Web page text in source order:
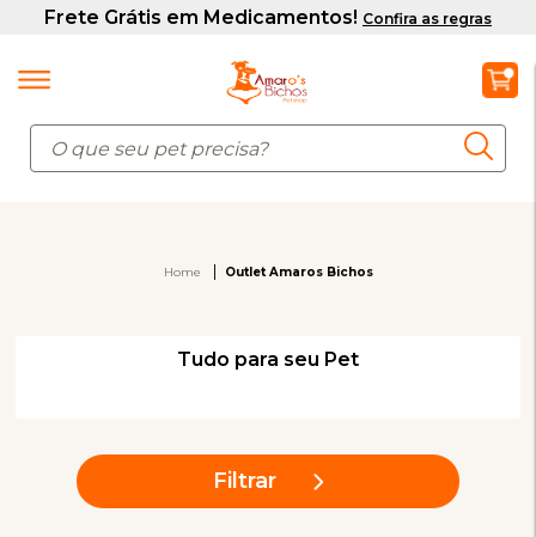
Home Outlet Amaros Bichos
Tudo para seu Pet
Filtrar